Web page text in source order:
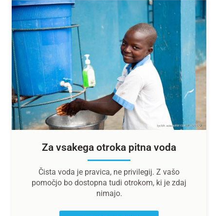
Za vsakega otroka pitna voda
Čista voda je pravica, ne privilegij. Z vašo
pomočjo bo dostopna tudi otrokom, ki je zdaj
nimajo.